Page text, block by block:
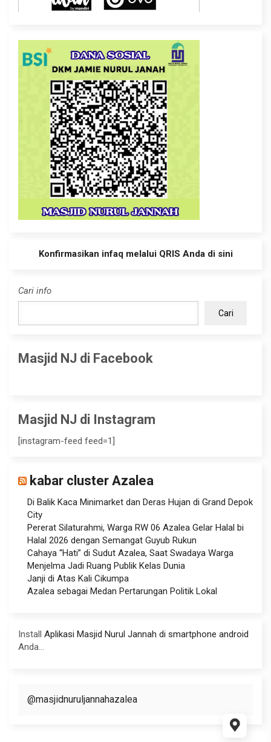
Konfirmasikan infaq melalui QRIS Anda di sini
Cari info
Cari
Masjid NJ di Facebook
Masjid NJ di Instagram
[instagram-feed feed=1]
kabar cluster Azalea
Di Balik Kaca Minimarket dan Deras Hujan di Grand Depok
City
Pererat Silaturahmi, Warga RW 06 Azalea Gelar Halal bi
Halal 2026 dengan Semangat Guyub Rukun
Cahaya “Hati” di Sudut Azalea, Saat Swadaya Warga
Menjelma Jadi Ruang Publik Kelas Dunia
Janji di Atas Kali Cikumpa
Azalea sebagai Medan Pertarungan Politik Lokal
Install Aplikasi Masjid Nurul Jannah di smartphone android
Anda...
@masjidnuruljannahazalea